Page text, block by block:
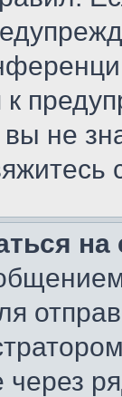
к
не
через